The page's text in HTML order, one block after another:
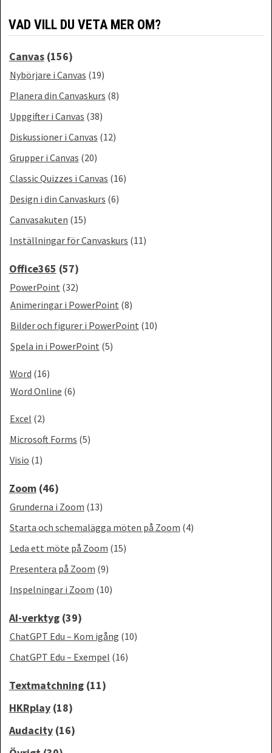
VAD VILL DU VETA MER OM?
Canvas(156)
Nybörjare i Canvas (19)
Planera din Canvaskurs (8)
Uppgifter i Canvas (38)
Diskussioner i Canvas (12)
Grupper i Canvas (20)
Classic Quizzes i Canvas (16)
Design i din Canvaskurs (6)
Canvasakuten (15)
Inställningar för Canvaskurs (11)
Office365 (57)
PowerPoint (32)
Animeringar i PowerPoint (8)
Bilder och figurer i PowerPoint (10)
Spela in i PowerPoint (5)
Word (16)
Word Online (6)
Excel (2)
Microsoft Forms (5)
Visio (1)
Zoom(46)
Grunderna i Zoom (13)
Starta och schemalägga möten på Zoom (4)
Leda ett möte på Zoom (15)
Presentera på Zoom (9)
Inspelningar i Zoom (10)
AI-verktyg(39)
ChatGPT Edu – Kom igång (10)
ChatGPT Edu – Exempel (16)
Textmatchning(11)
HKRplay(18)
Audacity(16)